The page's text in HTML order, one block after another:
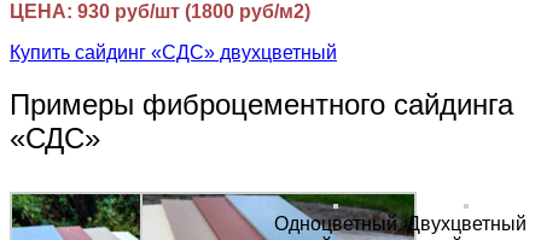
ЦЕНА: 930 руб/шт (1800 руб/м2)
Купить сайдинг «СДС» двухцветный
Примеры фиброцементного сайдинга
«СДС»
Одноцветный Двухцветный